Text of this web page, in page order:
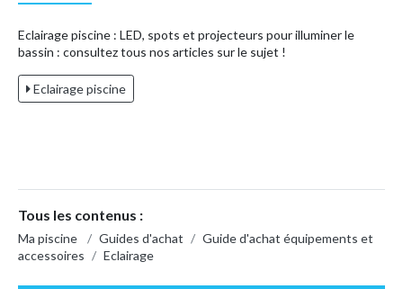
Eclairage piscine : LED, spots et projecteurs pour illuminer le
bassin : consultez tous nos articles sur le sujet !
Eclairage piscine
Tous les contenus :
Ma piscine / Guides d'achat / Guide d'achat équipements et
accessoires / Eclairage